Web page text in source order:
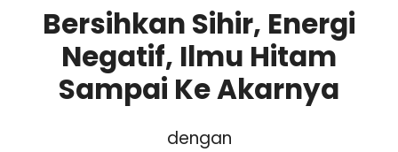
Bersihkan Sihir, Energi
Negatif, Ilmu Hitam
Sampai Ke Akarnya
dengan